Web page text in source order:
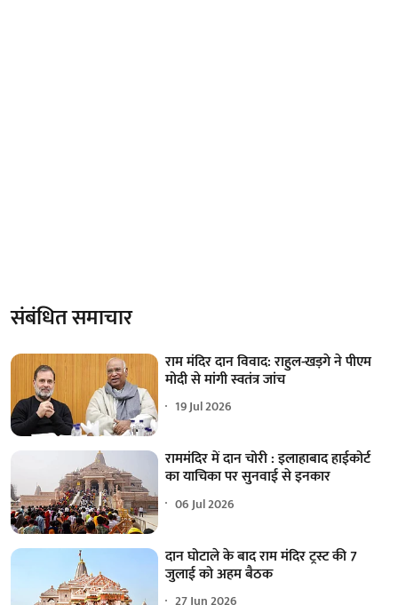
संबंधित समाचार
राम मंदिर दान विवाद: राहुल-खड़गे ने पीएम
मोदी से मांगी स्वतंत्र जांच
19 Jul 2026
राममंदिर में दान चोरी : इलाहाबाद हाईकोर्ट
का याचिका पर सुनवाई से इनकार
06 Jul 2026
दान घोटाले के बाद राम मंदिर ट्रस्ट की 7
जुलाई को अहम बैठक